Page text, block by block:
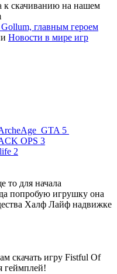
к скачиванию на нашем
главным героем
Новости в мире игр
GTA 5
OPS 3
2
то для начала
попробую игрушку она
Халф Лайф надвижке
скачать игру Fistful Of
геймплей!